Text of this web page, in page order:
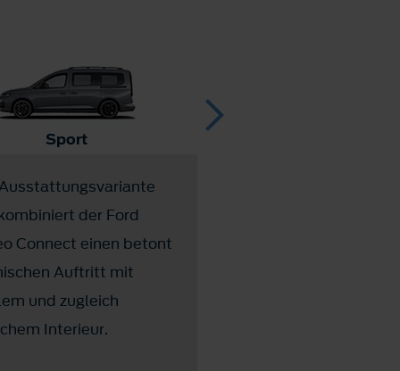
Sport
der Ford
Connect einen betont
Auftritt mit
und zugleich
Interieur.